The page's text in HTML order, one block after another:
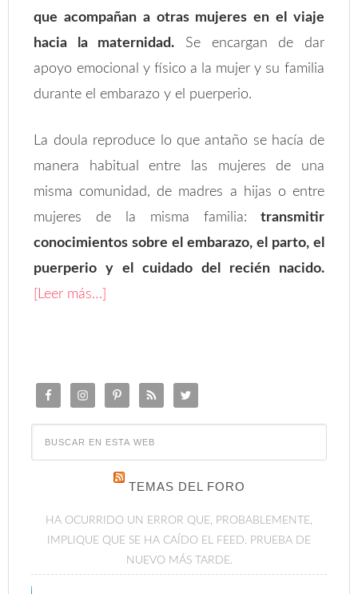
que acompañan a otras mujeres en el viaje
hacia la maternidad. Se encargan de dar
apoyo emocional y físico a la mujer y su familia
durante el embarazo y el puerperio.
La doula reproduce lo que antaño se hacía de
manera habitual entre las mujeres de una
misma comunidad, de madres a hijas o entre
mujeres de la misma familia: transmitir
conocimientos sobre el embarazo, el parto, el
puerperio y el cuidado del recién nacido.
[Leer más…]
TEMAS DEL FORO
HA OCURRIDO UN ERROR QUE, PROBABLEMENTE,
IMPLIQUE QUE SE HA CAÍDO EL FEED. PRUEBA DE
NUEVO MÁS TARDE.